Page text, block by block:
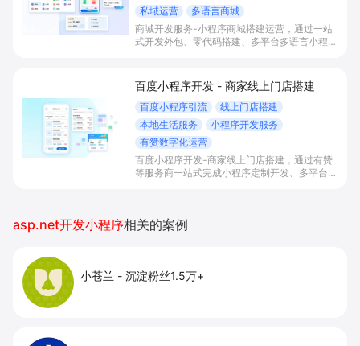
私域运营
多语言商城
商城开发服务-小程序商城搭建运营，通过一站
式开发外包、零代码搭建、多平台多语言小程序
实现低成本获客、提升复购与业绩增长。
百度小程序开发 - 商家线上门店搭建
百度小程序引流
线上门店搭建
本地生活服务
小程序开发服务
有赞数字化运营
百度小程序开发-商家线上门店搭建，通过有赞
等服务商一站式完成小程序定制开发、多平台联
asp.net开发小程序相关的案例
小苍兰 - 沉淀粉丝1.5万+